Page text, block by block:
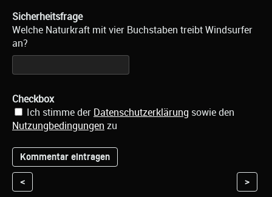
Sicherheitsfrage
Welche Naturkraft mit vier Buchstaben treibt Windsurfer
an?
Checkbox
Ich stimme der Datenschutzerklärung sowie den
Nutzungbedingungen zu
< >